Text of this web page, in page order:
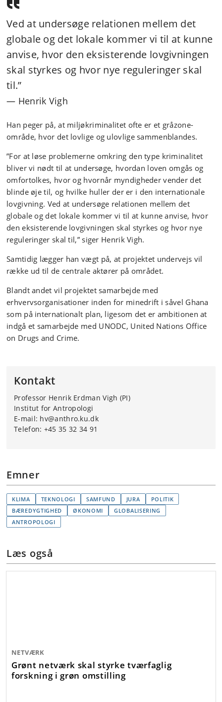
Ved at undersøge relationen mellem det
globale og det lokale kommer vi til at kunne
anvise, hvor den eksisterende lovgivningen
skal styrkes og hvor nye reguleringer skal
til.”
Henrik Vigh
Han peger på, at miljøkriminalitet ofte er et gråzone-
område, hvor det lovlige og ulovlige sammenblandes.
”For at løse problemerne omkring den type kriminalitet
bliver vi nødt til at undersøge, hvordan loven omgås og
omfortolkes, hvor og hvornår myndigheder vender det
blinde øje til, og hvilke huller der er i den internationale
lovgivning. Ved at undersøge relationen mellem det
globale og det lokale kommer vi til at kunne anvise, hvor
den eksisterende lovgivningen skal styrkes og hvor nye
reguleringer skal til,” siger Henrik Vigh.
Samtidig lægger han vægt på, at projektet undervejs vil
række ud til de centrale aktører på området.
Blandt andet vil projektet samarbejde med
erhvervsorganisationer inden for minedrift i såvel Ghana
som på internationalt plan, ligesom det er ambitionen at
indgå et samarbejde med UNODC, United Nations Office
on Drugs and Crime.
Kontakt
Professor Henrik Erdman Vigh (PI)
Institut for Antropologi
E-mail: hv@anthro.ku.dk
Telefon: +45 35 32 34 91
Emner
KLIMA TEKNOLOGI SAMFUND JURA
POLITIK
BÆREDYGTIGHED
ØKONOMI
GLOBALISERING
ANTROPOLOGI
Læs også
NETVÆRK
Grønt netværk skal styrke tværfaglig
forskning i grøn omstilling